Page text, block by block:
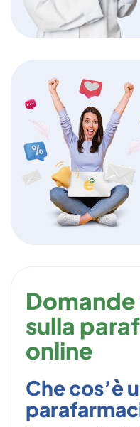
sulla
online
Che cos’è